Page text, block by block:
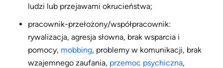
ludzi lub przejawami okrucieństwa;
pracownik-przełożony/współpracownik:
rywalizacja, agresja słowna, brak wsparcia i
pomocy, mobbing, problemy w komunikacji, brak
wzajemnego zaufania, przemoc psychiczna,